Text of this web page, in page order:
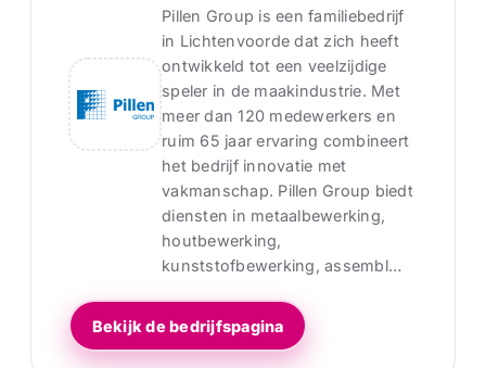
Pillen Group is een familiebedrijf
in Lichtenvoorde dat zich heeft
ontwikkeld tot een veelzijdige
speler in de maakindustrie. Met
meer dan 120 medewerkers en
ruim 65 jaar ervaring combineert
het bedrijf innovatie met
vakmanschap. Pillen Group biedt
diensten in metaalbewerking,
houtbewerking,
kunststofbewerking, assembl…
Bekijk de bedrijfspagina